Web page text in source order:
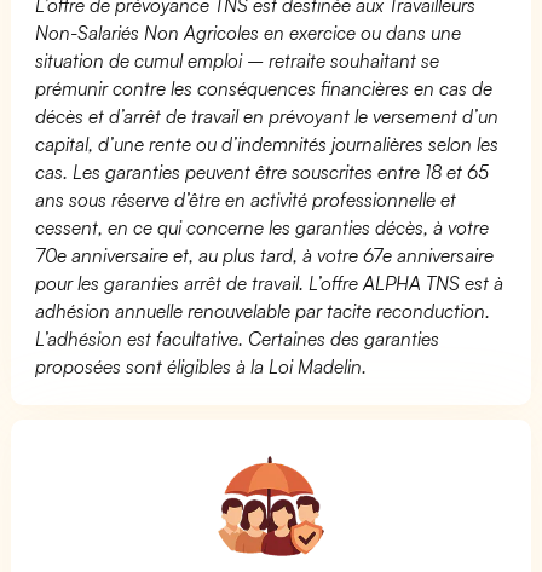
Non-Salariés Non Agricoles en exercice ou dans une
situation de cumul emploi – retraite souhaitant se
prémunir contre les conséquences financières en cas de
décès et d’arrêt de travail en prévoyant le versement d’un
capital, d’une rente ou d’indemnités journalières selon les
cas. Les garanties peuvent être souscrites entre 18 et 65
ans sous réserve d’être en activité professionnelle et
cessent, en ce qui concerne les garanties décès, à votre
70e anniversaire et, au plus tard, à votre 67e anniversaire
pour les garanties arrêt de travail. L’offre ALPHA TNS est à
adhésion annuelle renouvelable par tacite reconduction.
L’adhésion est facultative. Certaines des garanties
proposées sont éligibles à la Loi Madelin.